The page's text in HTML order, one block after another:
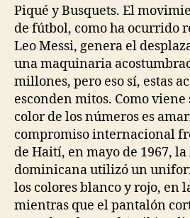
Piqué y Busquets. El
de fútbol, como ha ocurrido
Leo Messi, genera el
una maquinaria
millones, pero eso sí, estas
esconden mitos. Como
color de los números es
compromiso internacional
de Haití, en mayo de 1967,
dominicana utilizó un
los colores blanco y rojo, en
mientras que el pantalón